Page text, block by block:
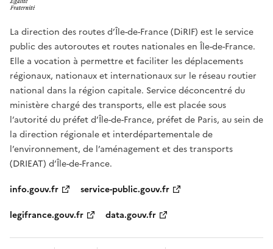
La direction des routes d’Île-de-France (DiRIF) est le service
public des autoroutes et routes nationales en Île-de-France.
Elle a vocation à permettre et faciliter les déplacements
régionaux, nationaux et internationaux sur le réseau routier
national dans la région capitale. Service déconcentré du
ministère chargé des transports, elle est placée sous
l’autorité du préfet d’Île-de-France, préfet de Paris, au sein de
la direction régionale et interdépartementale de
l’environnement, de l’aménagement et des transports
(DRIEAT) d’Île-de-France.
info.gouv.fr
service-public.gouv.fr
legifrance.gouv.fr
data.gouv.fr